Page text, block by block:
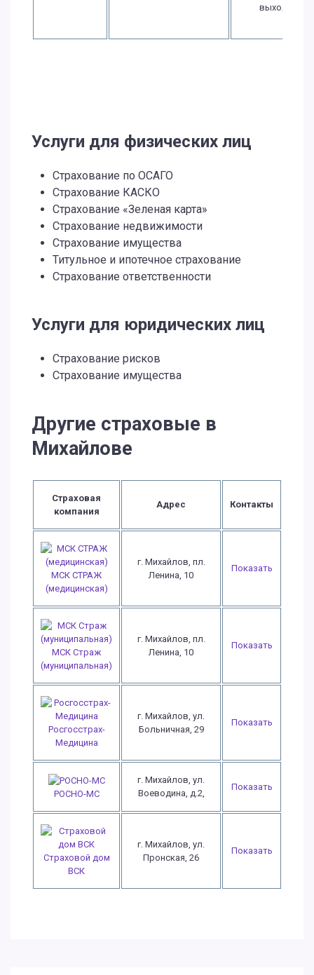
выходной
Услуги для физических лиц
Страхование по ОСАГО
Страхование КАСКО
Страхование «Зеленая карта»
Страхование недвижимости
Страхование имущества
Титульное и ипотечное страхование
Страхование ответственности
Услуги для юридических лиц
Страхование рисков
Страхование имущества
Другие страховые в
Михайлове
Страховая
компания
Адрес Контакты
МСК СТРАЖ
(медицинская)
г. Михайлов, пл.
Ленина, 10
Показать
МСК Страж
(муниципальная)
г. Михайлов, пл.
Ленина, 10
Показать
Росгосстрах-
Медицина
г. Михайлов, ул.
Больничная, 29
Показать
РОСНО-МС
г. Михайлов, ул.
Воеводина, д.2,
Показать
Страховой дом
ВСК
г. Михайлов, ул.
Пронская, 26
Показать